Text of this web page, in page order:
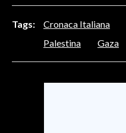
VOLLEY
TENNIS
ALTRI SPORT
Tags: Cronaca Italiana
Palestina
Gaza